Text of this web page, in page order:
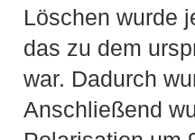
Löschen wurde
das zu dem
war. Dadurch
Anschließend